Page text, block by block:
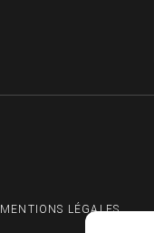
MENTIONS LÉGALES